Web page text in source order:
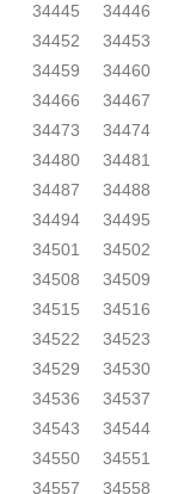
34445
34446
34452
34453
34459
34460
34466
34467
34473
34474
34480
34481
34487
34488
34494
34495
34501
34502
34508
34509
34515
34516
34522
34523
34529
34530
34536
34537
34543
34544
34550
34551
34557
34558